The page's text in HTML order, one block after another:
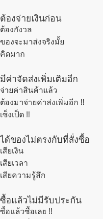
ต้องจ่ายเงินก่อน
ต้องกังวล
ของจะมาส่งจริงมั้ย
คิดมาก
มีค่าจัดส่งเพิ่มเติมอีก
จ่ายค่าสินค้าแล้ว
ต้องมาจ่ายค่าส่งเพิ่มอีก !!
เซ็งเป็ด !!
ได้ของไม่ตรงกับที่สั่งซื้อ
เสียเงิน
เสียเวลา
เสียความรู้สึก
ซื้อแล้วไม่มีรับประกัน
ซื้อแล้วซื้อเลย !!